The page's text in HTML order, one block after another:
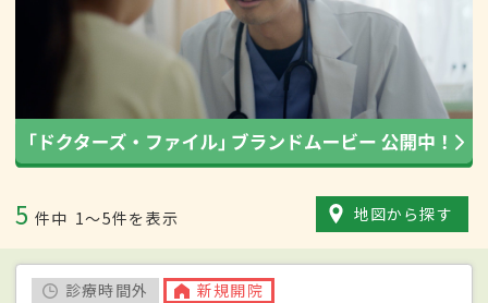
5 件中 1〜5件を表示 地図から探す
診療時間外 新規開院